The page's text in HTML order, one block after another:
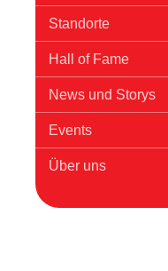
Standorte
Hall of Fame
News und Storys
Events
Über uns